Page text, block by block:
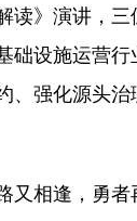
读》演讲，
础设施运营
、强化源头
相逢，勇者再